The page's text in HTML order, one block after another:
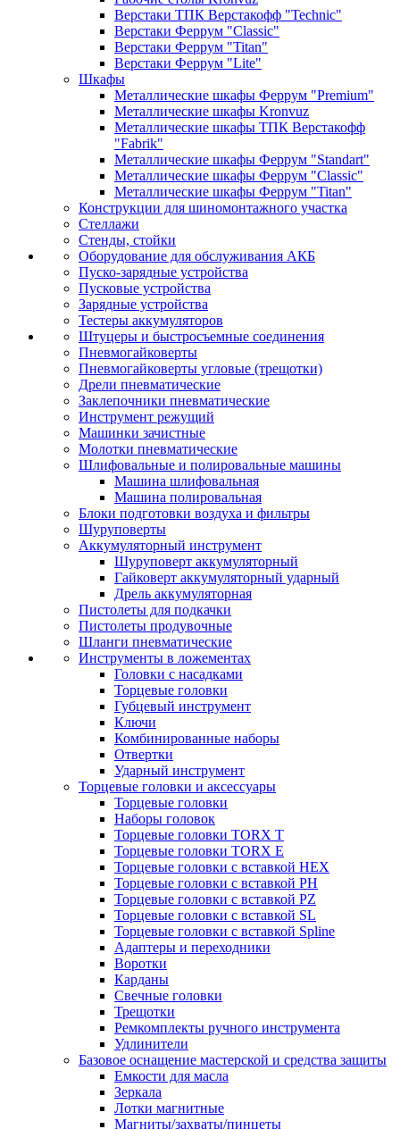
Верстаки ТПК Верстакофф "Technic"
Верстаки Феррум "Classic"
Верстаки Феррум "Titan"
Верстаки Феррум "Lite"
Шкафы
Металлические шкафы Феррум "Premium"
Металлические шкафы Kronvuz
Металлические шкафы ТПК Верстакофф
"Fabrik"
Металлические шкафы Феррум "Standart"
Металлические шкафы Феррум "Classic"
Металлические шкафы Феррум "Titan"
Конструкции для шиномонтажного участка
Стеллажи
Стенды, стойки
Оборудование для обслуживания АКБ
Пуско-зарядные устройства
Пусковые устройства
Зарядные устройства
Тестеры аккумуляторов
Штуцеры и быстросъемные соединения
Пневмогайковерты
Пневмогайковерты угловые (трещотки)
Дрели пневматические
Заклепочники пневматические
Инструмент режущий
Машинки зачистные
Молотки пневматические
Шлифовальные и полировальные машины
Машина шлифовальная
Машина полировальная
Блоки подготовки воздуха и фильтры
Шуруповерты
Аккумуляторный инструмент
Шуруповерт аккумуляторный
Гайковерт аккумуляторный ударный
Дрель аккумуляторная
Пистолеты для подкачки
Пистолеты продувочные
Шланги пневматические
Инструменты в ложементах
Головки с насадками
Торцевые головки
Губцевый инструмент
Ключи
Комбинированные наборы
Отвертки
Ударный инструмент
Торцевые головки и аксессуары
Торцевые головки
Наборы головок
Торцевые головки TORX T
Торцевые головки TORX Е
Торцевые головки с вставкой HEX
Торцевые головки с вставкой PH
Торцевые головки с вставкой PZ
Торцевые головки с вставкой SL
Торцевые головки с вставкой Spline
Адаптеры и переходники
Воротки
Карданы
Свечные головки
Трещотки
Ремкомплекты ручного инструмента
Удлинители
Базовое оснащение мастерской и средства защиты
Емкости для масла
Зеркала
Лотки магнитные
Магниты/захваты/пинцеты